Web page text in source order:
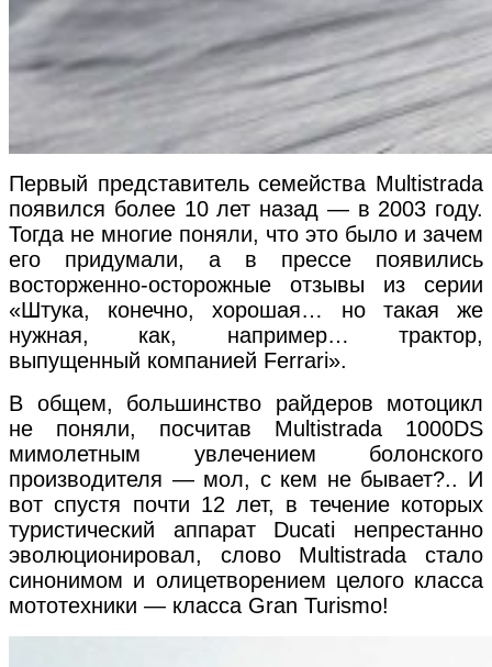
Первый представитель семейства Multistrada
появился более 10 лет назад — в 2003 году.
Тогда не многие поняли, что это было и зачем
его придумали, а в прессе появились
восторженно-осторожные отзывы из серии
«Штука, конечно, хорошая… но такая же
нужная, как, например… трактор,
выпущенный компанией Ferrari».
В общем, большинство райдеров мотоцикл
не поняли, посчитав Multistrada 1000DS
мимолетным увлечением болонского
производителя — мол, с кем не бывает?.. И
вот спустя почти 12 лет, в течение которых
туристический аппарат Ducati непрестанно
эволюционировал, слово Multistrada стало
синонимом и олицетворением целого класса
мототехники — класса Gran Turismo!